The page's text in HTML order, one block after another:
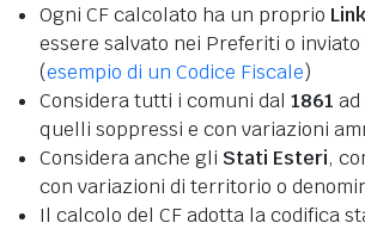
Ogni CF calcolato ha un proprio Link
essere salvato nei Preferiti o inviato
(esempio di un Codice Fiscale)
Considera tutti i comuni dal 1861
quelli soppressi e con variazioni
Considera anche gli Stati Esteri,
con variazioni di territorio o
Il calcolo del CF adotta la codifica